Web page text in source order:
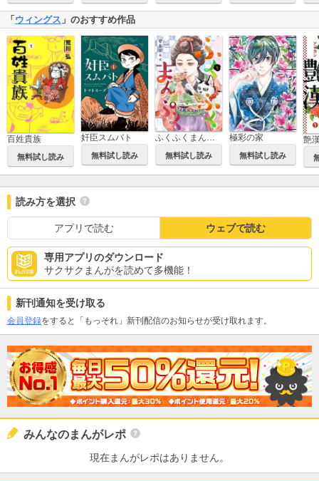
「 ウィングス 」のおすすめ作品
百姓貴族
無料試し読み
奸臣スムバト
無料試し読み 無料試し読み
極彩の家
無料試し読み
艶
読み方を選択
アプリで読む ウェブで読む
専用アプリのダウンロード
サクサクまんがを読めて多機能！
新刊通知を受け取る
会員登録をすると「もっそれ」新刊配信のお知らせが受け取れます。
みんなのまんがレポ
現在まんがレポはありません。